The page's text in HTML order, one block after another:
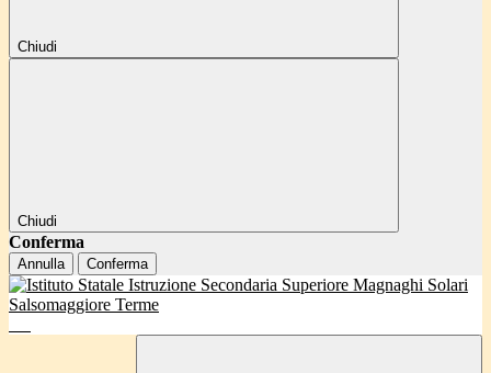
Chiudi
Chiudi
Conferma
Annulla Conferma